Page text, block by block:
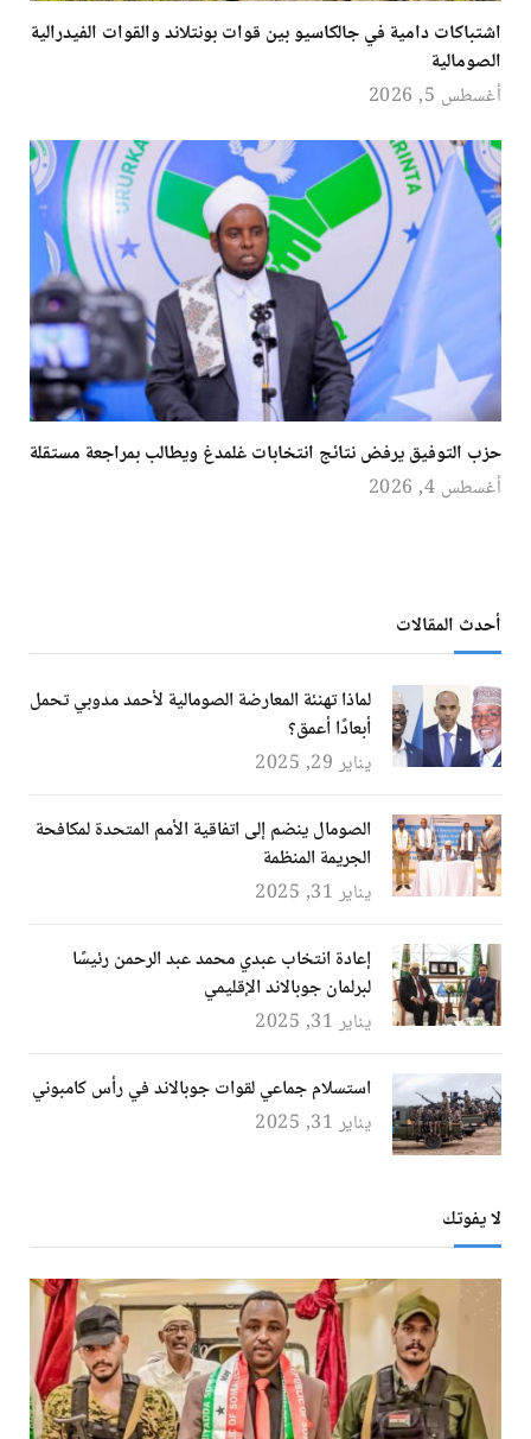
اشتباكات دامية في جالكاسيو بين قوات بونتلاند والقوات الفيدرالية
الصومالية
أغسطس 5, 2026
حزب التوفيق يرفض نتائج انتخابات غلمدغ ويطالب بمراجعة مستقلة
أغسطس 4, 2026
أحدث المقالات
لماذا تهنئة المعارضة الصومالية لأحمد مدوبي تحمل
أبعادًا أعمق؟
يناير 29, 2025
الصومال ينضم إلى اتفاقية الأمم المتحدة لمكافحة
الجريمة المنظمة
يناير 31, 2025
إعادة انتخاب عبدي محمد عبد الرحمن رئيسًا
لبرلمان جوبالاند الإقليمي
يناير 31, 2025
استسلام جماعي لقوات جوبالاند في رأس كامبوني
يناير 31, 2025
لا يفوتك